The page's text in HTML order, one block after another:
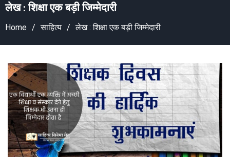
लेख : शिक्षा एक बड़ी जिम्मेदारी
Home साहित्य लेख : शिक्षा एक बड़ी जिम्मेदारी